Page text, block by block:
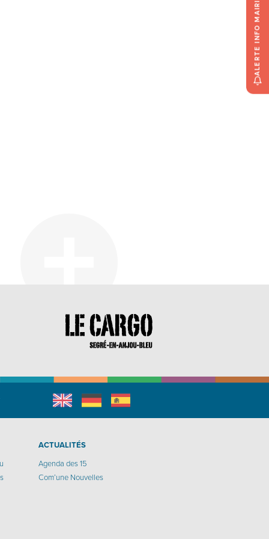
English Allemandespagnol
ACTUALITÉS
Agenda des 15
Com’une Nouvelles
ALERTE INFO MAIRIE